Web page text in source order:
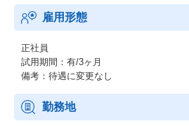
お客様の貴重な時間を創出。
仕事、子育て、趣味など、誰もが自分ら
フスタイルの実現を目指しています。
ーーー世界最先端テクノロジーで挑む、
ス技術を導入したオンラインマーケット
2023年7月のサービス開始以来、特に共
雇用形態
正社員
試用期間：有/3ヶ月
備考：待遇に変更なし
勤務地